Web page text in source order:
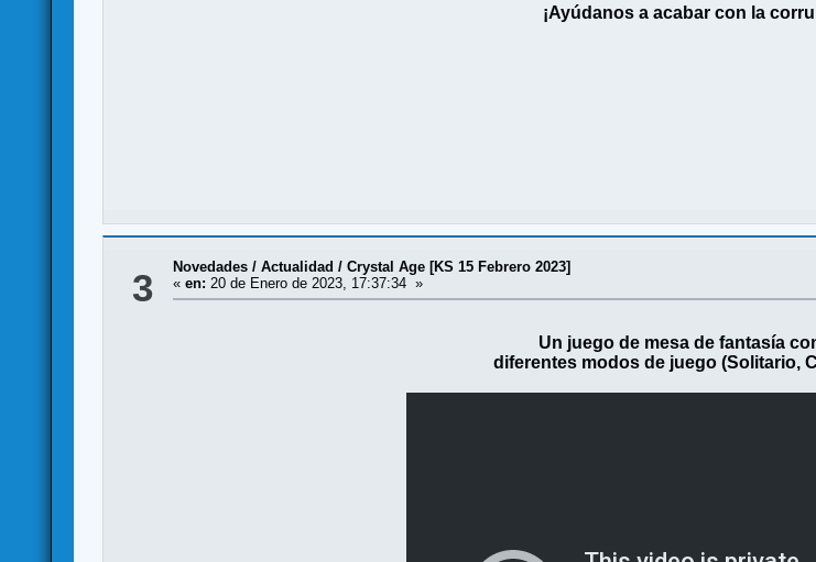
¡Ayúdanos a acabar con la
3 Novedades / Actualidad /Crystal Age [KS 15 Febrero 2023]
«en: 20 de Enero de 2023, 17:37:34 »
Un juego de mesa de fantasía
diferentes modos de juego (Solitario,